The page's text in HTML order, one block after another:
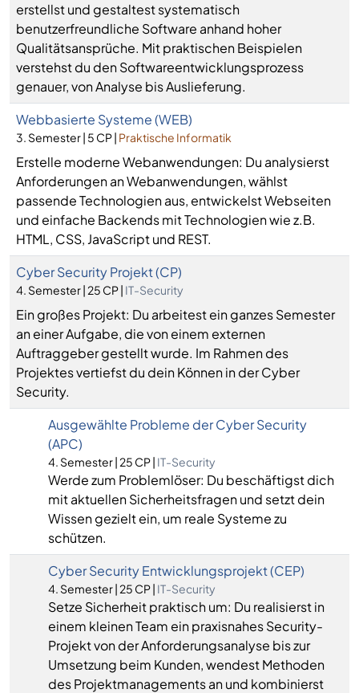
erstellst und gestaltest systematisch
benutzerfreundliche Software anhand hoher
Qualitätsansprüche. Mit praktischen Beispielen
verstehst du den Softwareentwicklungsprozess
genauer, von Analyse bis Auslieferung.
Webbasierte Systeme (WEB)
3. Semester | 5 CP | Praktische Informatik
Erstelle moderne Webanwendungen: Du analysierst
Anforderungen an Webanwendungen, wählst
passende Technologien aus, entwickelst Webseiten
und einfache Backends mit Technologien wie z.B.
HTML, CSS, JavaScript und REST.
Cyber Security Projekt (CP)
4. Semester | 25 CP | IT-Security
Ein großes Projekt: Du arbeitest ein ganzes Semester
an einer Aufgabe, die von einem externen
Auftraggeber gestellt wurde. Im Rahmen des
Projektes vertiefst du dein Können in der Cyber
Security.
Ausgewählte Probleme der Cyber Security
(APC)
4. Semester | 25 CP | IT-Security
Werde zum Problemlöser: Du beschäftigst dich
mit aktuellen Sicherheitsfragen und setzt dein
Wissen gezielt ein, um reale Systeme zu
schützen.
Cyber Security Entwicklungsprojekt (CEP)
4. Semester | 25 CP | IT-Security
Setze Sicherheit praktisch um: Du realisierst in
einem kleinen Team ein praxisnahes Security-
Projekt von der Anforderungsanalyse bis zur
Umsetzung beim Kunden, wendest Methoden
des Projektmanagements an und kombinierst